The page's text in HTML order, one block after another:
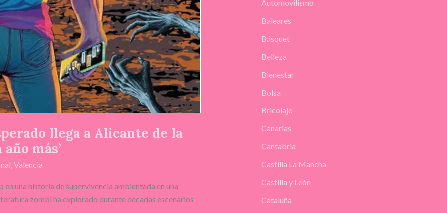
llega a Alicante de la
más’
,Valencia
una historia de supervivencia ambientada en una
zombi ha explorado durante décadas escenarios
Automovilismo
Baleares
Básquet
Belleza
Bienestar
Bolsa
Bricolaje
Canarias
Cantabria
Castilla La Mancha
Castilla y León
Cataluña